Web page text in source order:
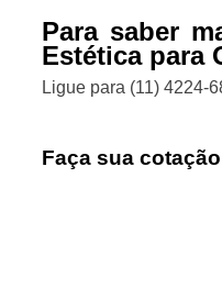
Para saber
Estética para
Ligue para (11) 4224-
Faça sua cotação